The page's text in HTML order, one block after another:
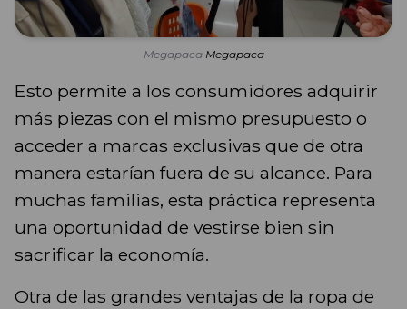
Megapaca Megapaca
Esto permite a los consumidores adquirir
más piezas con el mismo presupuesto o
acceder a marcas exclusivas que de otra
manera estarían fuera de su alcance. Para
muchas familias, esta práctica representa
una oportunidad de vestirse bien sin
sacrificar la economía.
Otra de las grandes ventajas de la ropa de